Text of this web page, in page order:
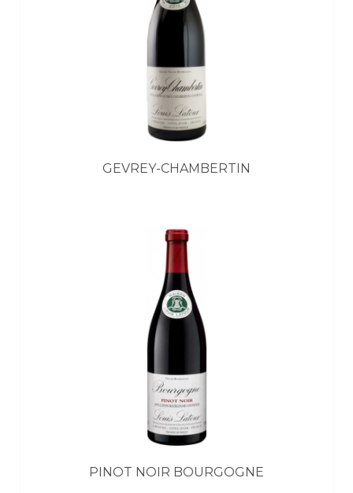
GEVREY-CHAMBERTIN
PINOT NOIR BOURGOGNE